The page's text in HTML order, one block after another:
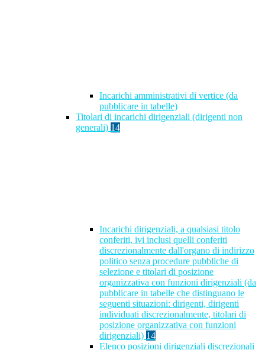
Incarichi amministrativi di vertice (da
pubblicare in tabelle)
Titolari di incarichi dirigenziali (dirigenti non
generali) 14
Incarichi dirigenziali, a qualsiasi titolo
conferiti, ivi inclusi quelli conferiti
discrezionalmente dall'organo di indirizzo
politico senza procedure pubbliche di
selezione e titolari di posizione
organizzativa con funzioni dirigenziali (da
pubblicare in tabelle che distinguano le
seguenti situazioni: dirigenti, dirigenti
individuati discrezionalmente, titolari di
posizione organizzativa con funzioni
dirigenziali) 14
Elenco posizioni dirigenziali discrezionali